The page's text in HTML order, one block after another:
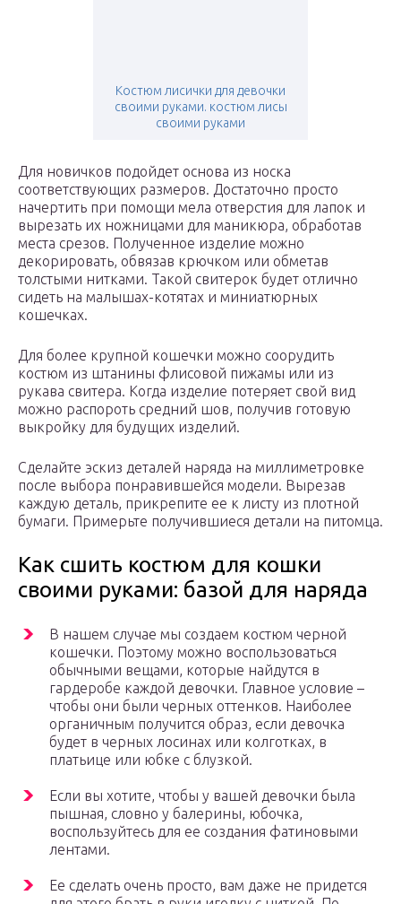
Костюм лисички для девочки
своими руками. костюм лисы
своими руками
Для новичков подойдет основа из носка
соответствующих размеров. Достаточно просто
начертить при помощи мела отверстия для лапок и
вырезать их ножницами для маникюра, обработав
места срезов. Полученное изделие можно
декорировать, обвязав крючком или обметав
толстыми нитками. Такой свитерок будет отлично
сидеть на малышах-котятах и миниатюрных
кошечках.
Для более крупной кошечки можно соорудить
костюм из штанины флисовой пижамы или из
рукава свитера. Когда изделие потеряет свой вид
можно распороть средний шов, получив готовую
выкройку для будущих изделий.
Сделайте эскиз деталей наряда на миллиметровке
после выбора понравившейся модели. Вырезав
каждую деталь, прикрепите ее к листу из плотной
бумаги. Примерьте получившиеся детали на питомца.
Как сшить костюм для кошки
своими руками: базой для наряда
В нашем случае мы создаем костюм черной
кошечки. Поэтому можно воспользоваться
обычными вещами, которые найдутся в
гардеробе каждой девочки. Главное условие –
чтобы они были черных оттенков. Наиболее
органичным получится образ, если девочка
будет в черных лосинах или колготках, в
платьице или юбке с блузкой.
Если вы хотите, чтобы у вашей девочки была
пышная, словно у балерины, юбочка,
воспользуйтесь для ее создания фатиновыми
лентами.
Ее сделать очень просто, вам даже не придется